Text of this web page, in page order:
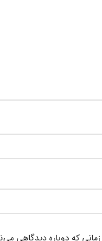
که دوباره دیدگاهی